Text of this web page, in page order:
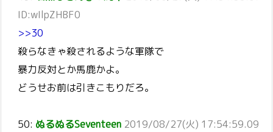
ID:wIlpZHBF0
>>30
殺らなきゃ殺されるような軍隊で
暴力反対とか馬鹿かよ。
どうせお前は引きこもりだろ。
50: ぬるぬるSeventeen 2019/08/27(火) 17:54:59.09